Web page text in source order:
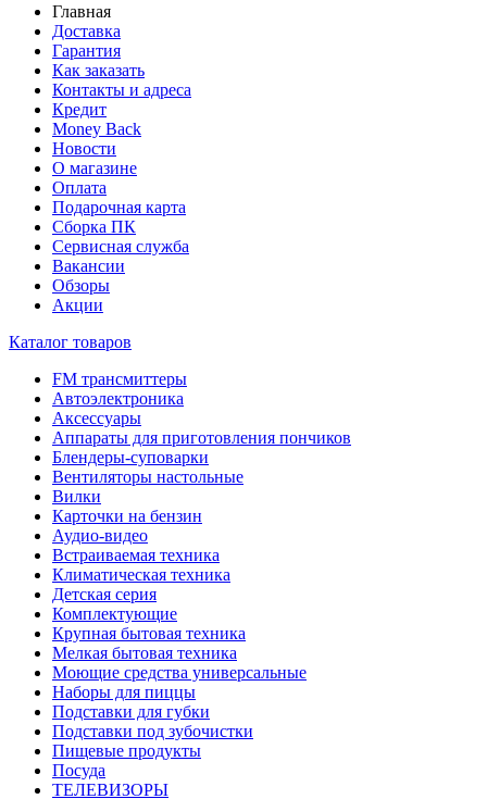
Главная
Доставка
Гарантия
Как заказать
Контакты и адреса
Кредит
Money Back
Новости
О магазине
Оплата
Подарочная карта
Сборка ПК
Сервисная служба
Вакансии
Обзоры
Акции
Каталог товаров
FM трансмиттеры
Автоэлектроника
Аксессуары
Аппараты для приготовления пончиков
Блендеры-суповарки
Вентиляторы настольные
Вилки
Карточки на бензин
Аудио-видео
Встраиваемая техника
Климатическая техника
Детская серия
Комплектующие
Крупная бытовая техника
Мелкая бытовая техника
Моющие средства универсальные
Наборы для пиццы
Подставки для губки
Подставки под зубочистки
Пищевые продукты
Посуда
ТЕЛЕВИЗОРЫ